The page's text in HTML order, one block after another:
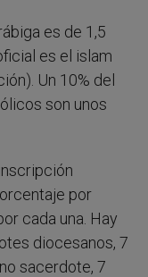
es de 1,5
es el islam
Un 10% del
son unos
por
cada una. Hay
diocesanos, 7
sacerdote, 7